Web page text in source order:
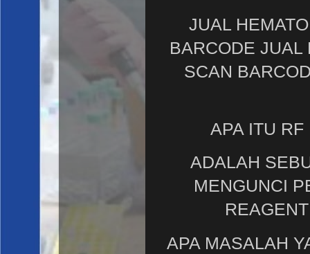
JUAL
BARCODE JUAL
SCAN
APA ITU
ADALAH
MENGUNCI
APA MASALAH